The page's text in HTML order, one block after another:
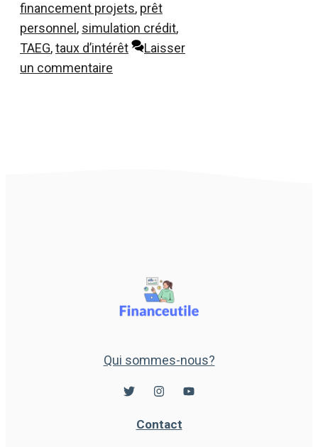
financement projets, prêt
personnel, simulation crédit,
TAEG,taux d’intérêt
Laisser
un commentaire
Qui sommes-nous?
Contact